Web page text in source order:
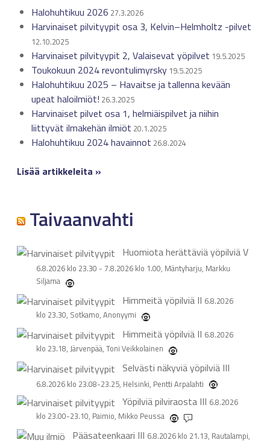
Halohuhtikuu 2026 27.3.2026
Harvinaiset pilvityypit osa 3, Kelvin–Helmholtz -pilvet
12.10.2025
Harvinaiset pilvityypit 2, Valaisevat yöpilvet 19.5.2025
Toukokuun 2024 revontulimyrsky 19.5.2025
Halohuhtikuu 2025 – Havaitse ja tallenna kevään
upeat haloilmiöt! 26.3.2025
Harvinaiset pilvet osa 1, helmiäispilvet ja niihin
liittyvät ilmakehän ilmiöt 20.1.2025
Halohuhtikuu 2024 havainnot 26.8.2024
Lisää artikkeleita »
Taivaanvahti
Huomiota herättäviä yöpilviäV
6.8.2026 klo 23.30 - 7.8.2026 klo 1.00, Mäntyharju, Markku
Siljama
Himmeitä yöpilviä II 6.8.2026
klo 23.30, Sotkamo, Anonyymi
Himmeitä yöpilviä II 6.8.2026
klo 23.18, Järvenpää, Toni Veikkolainen
Selvästi näkyviä yöpilviä III
6.8.2026 klo 23.08-23.25, Helsinki, Pentti Arpalahti
Yöpilviä pilviraosta III 6.8.2026
klo 23.00-23.10, Paimio, Mikko Peussa 1
Pääsateenkaari III 6.8.2026 klo 21.13, Rautalampi,